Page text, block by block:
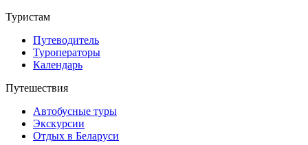
Туристам
Путеводитель
Туроператоры
Календарь
Путешествия
Автобусные туры
Экскурсии
Отдых в Беларуси